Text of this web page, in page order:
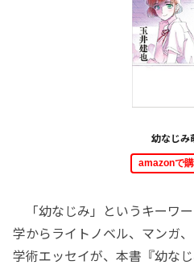
幼なじみ
amazonで
「幼なじみ」というキーワ
学からライトノベル、マンガ
学術エッセイが、本書『幼な